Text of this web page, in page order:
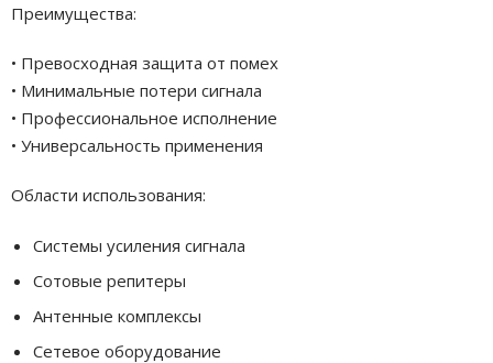
Преимущества:
• Превосходная защита от помех
• Минимальные потери сигнала
• Профессиональное исполнение
• Универсальность применения
Области использования:
Системы усиления сигнала
Сотовые репитеры
Антенные комплексы
Сетевое оборудование